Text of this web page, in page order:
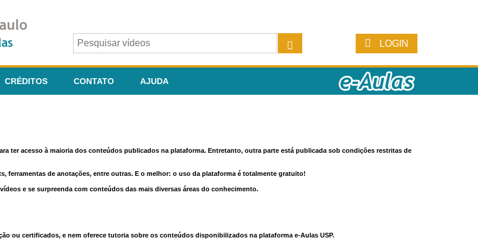
LOGIN
CRÉDITOS CONTATO AJUDA
ter acesso à maioria dos conteúdos publicados na plataforma. Entretanto, outra parte está publicada sob condições restritas de
ferramentas de anotações, entre outras. E o melhor: o uso da plataforma é totalmente gratuito!
e se surpreenda com conteúdos das mais diversas áreas do conhecimento.
ou certificados, e nem oferece tutoria sobre os conteúdos disponibilizados na plataforma e-Aulas USP.